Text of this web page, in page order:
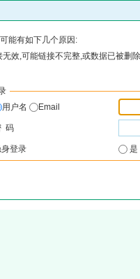
能有如下几个原因:
效,可能链接不完整,或数据已被删
用户名
Email
码
身登录